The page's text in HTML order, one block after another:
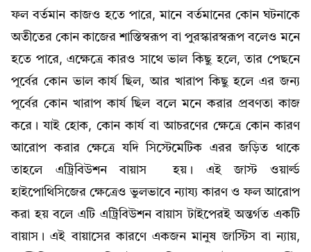
ফল বর্তমান কাজও হতে পারে, মানে বর্তমানের কোন ঘটনাকে
অতীতের কোন কাজের শাস্তিস্বরূপ বা পুরস্কারস্বরূপ বলেও মনে
হতে পারে, এক্ষেত্রে কারও সাথে ভাল কিছু হলে, তার পেছনে
পূর্বের কোন ভাল কার্য ছিল, আর খারাপ কিছু হলে এর জন্য
পূর্বের কোন খারাপ কার্য ছিল বলে মনে করার প্রবণতা কাজ
করে। যাই হোক, কোন কার্য বা আচরণের ক্ষেত্রে কোন কারণ
আরোপ করার ক্ষেত্রে যদি সিস্টেমেটিক এরর জড়িত থাকে
তাহলে এট্রিবিউশন বায়াস হয়। এই জাস্ট ওয়ার্ল্ড
হাইপোথিসিজের ক্ষেত্রেও ভুলভাবে ন্যায্য কারণ ও ফল আরোপ
করা হয় বলে এটি এট্রিবিউশন বায়াস টাইপেরই অন্তর্গত একটি
বায়াস। এই বায়াসের কারণে একজন মানুষ জাস্টিস বা ন্যায়,